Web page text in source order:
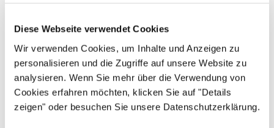
Diese Webseite verwendet Cookies
Wir verwenden Cookies, um Inhalte und Anzeigen zu
personalisieren und die Zugriffe auf unsere Website zu
analysieren. Wenn Sie mehr über die Verwendung von
Cookies erfahren möchten, klicken Sie auf "Details
zeigen" oder besuchen Sie unsere Datenschutzerklärung.
EP 310/ 3." /150
EP 310/ 4." /150
EP 310/ 6." /150